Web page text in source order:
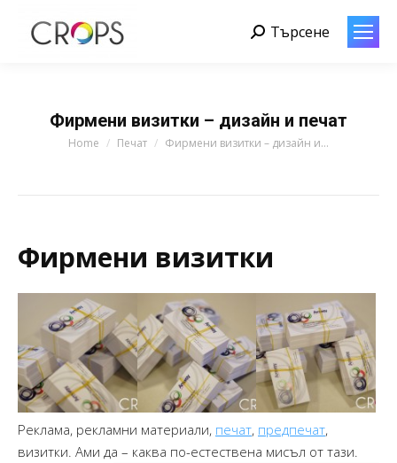
Search:
Търсене
Фирмени визитки – дизайн и печат
You are here:
Home Печат Фирмени визитки – дизайн и…
Фирмени визитки
Реклама, рекламни материали, печат, предпечат,
визитки. Ами да – каква по-естествена мисъл от тази.